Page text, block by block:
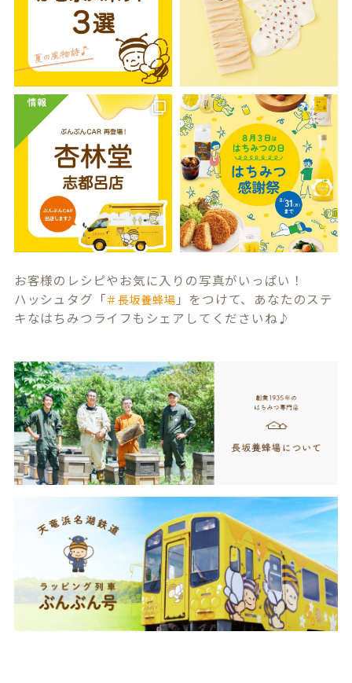
お客様のレシピやお気に入りの写真がいっぱい！
ハッシュタグ「＃長坂養蜂場 」をつけて、あなたのステ
キなはちみつライフもシェアしてくださいね♪